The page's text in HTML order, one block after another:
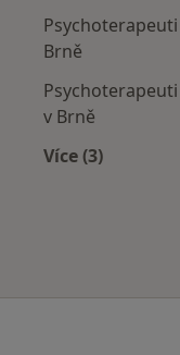
Brně
v Brně
Více (3)